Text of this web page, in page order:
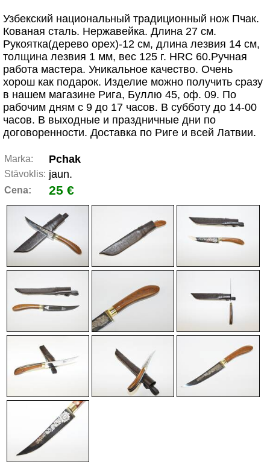
Узбекский национальный традиционный нож Пчак.
Кованая сталь. Нержавейка. Длина 27 см.
Рукоятка(дерево орех)-12 см, длина лезвия 14 см,
толщина лезвия 1 мм, вес 125 г. HRC 60.Ручная
работа мастера. Уникальное качество. Очень
хорош как подарок. Изделие можно получить сразу
в нашем магазине Рига, Буллю 45, оф. 09. По
рабочим дням с 9 до 17 часов. В субботу до 14-00
часов. В выходные и праздничные дни по
договоренности. Доставка по Риге и всей Латвии.
Marka: Pchak
Stāvoklis: jaun.
Cena: 25 €